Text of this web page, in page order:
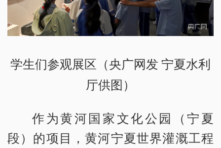
学生们参观展区（央广网发 宁夏水利
厅供图）
作为黄河国家文化公园（宁夏
段）的项目，黄河宁夏世界灌溉工程